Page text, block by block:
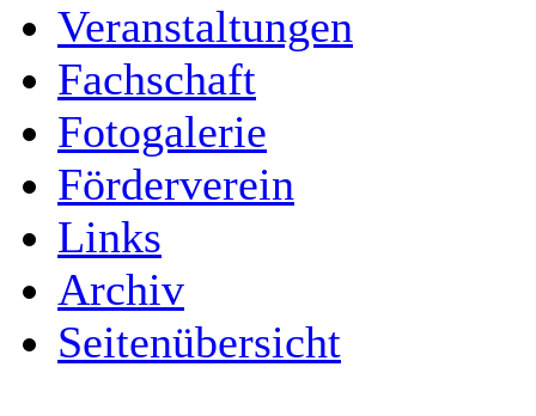
Veranstaltungen
Fachschaft
Fotogalerie
Förderverein
Links
Archiv
Seitenübersicht